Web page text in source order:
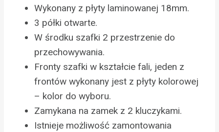
Wykonany z płyty laminowanej 18mm.
3 półki otwarte.
W środku szafki 2 przestrzenie do
przechowywania.
Fronty szafki w kształcie fali, jeden z
frontów wykonany jest z płyty kolorowej
– kolor do wyboru.
Zamykana na zamek z 2 kluczykami.
Istnieje możliwość zamontowania